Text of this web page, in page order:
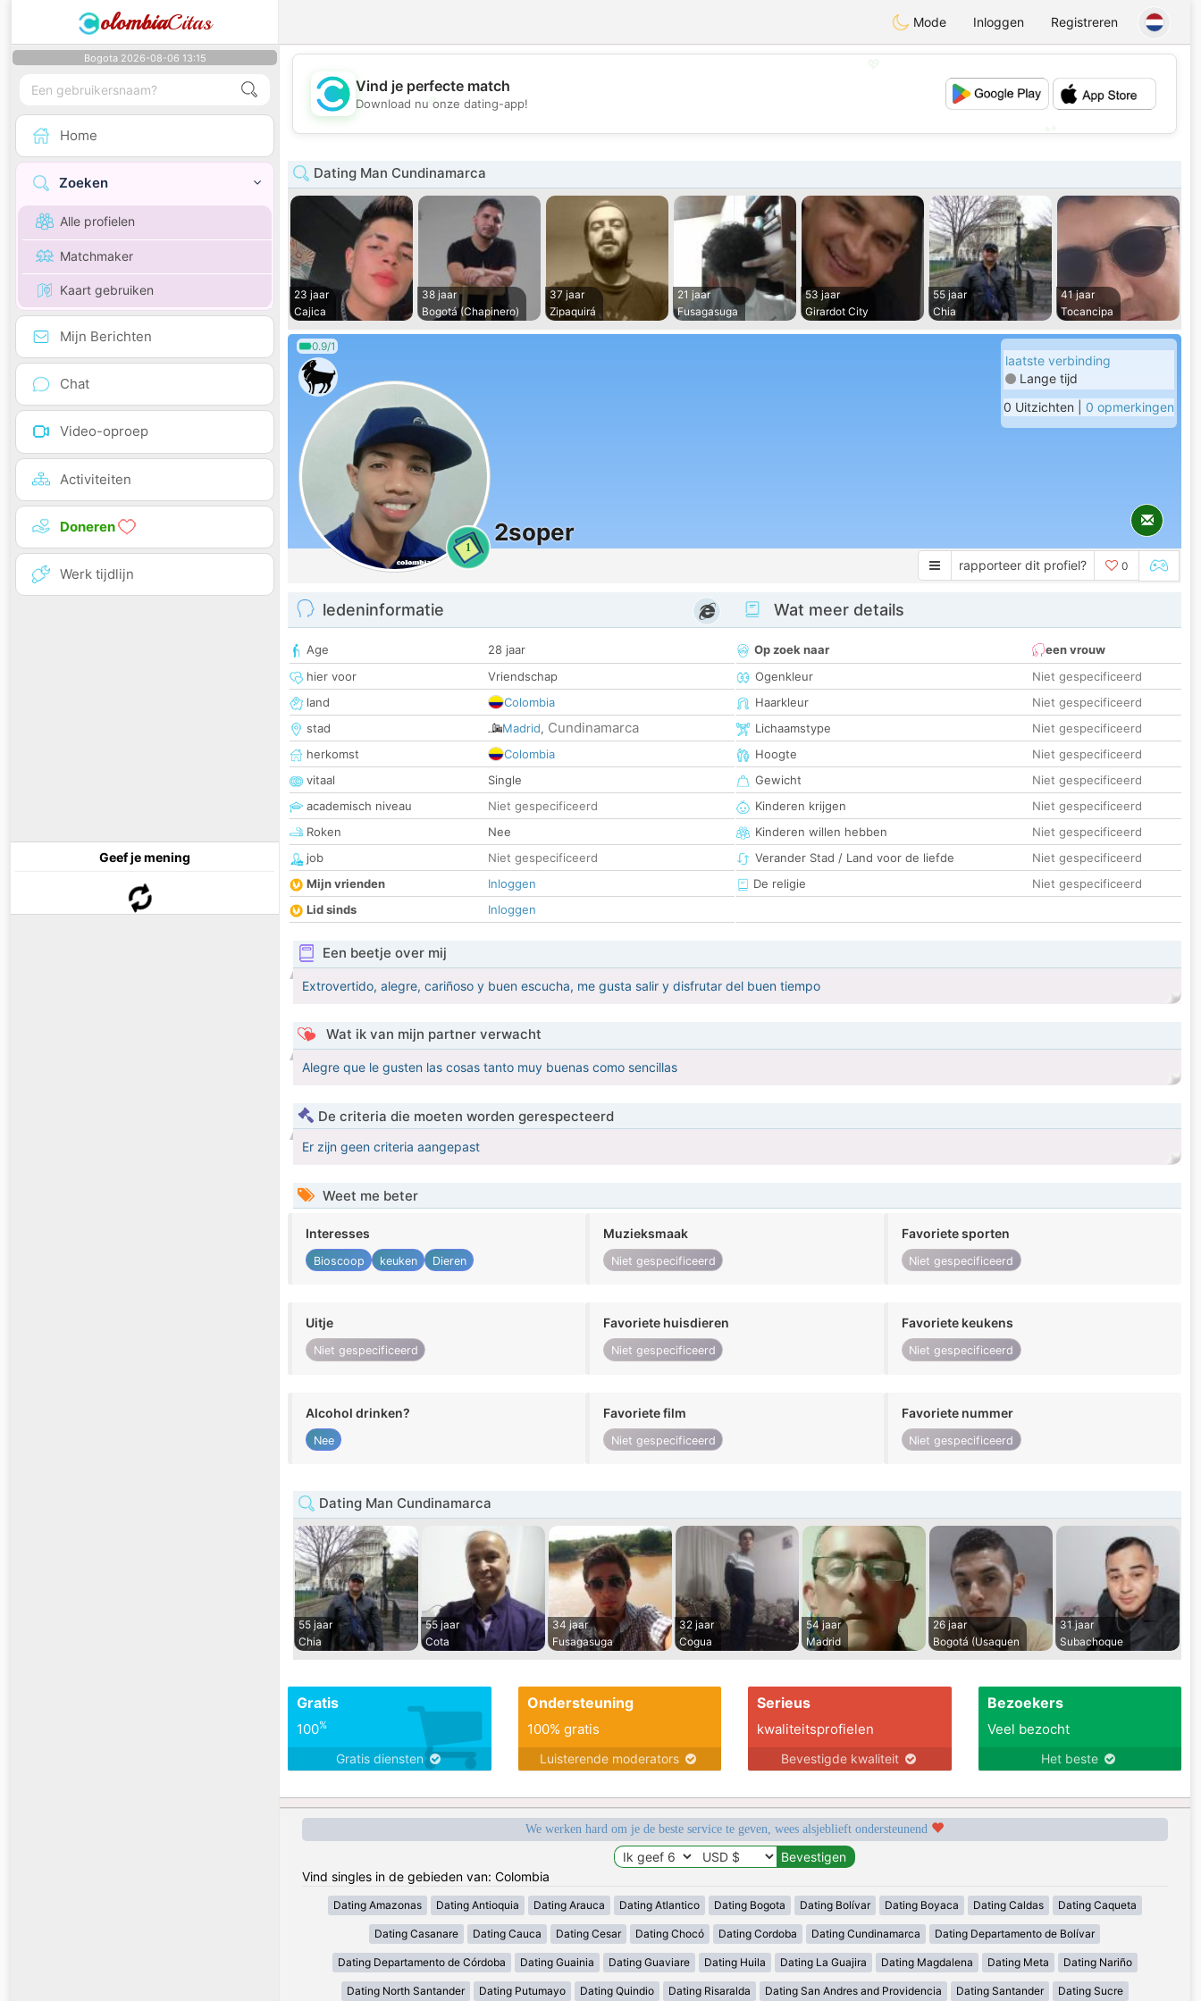
olombiaCitas Mode Inloggen Registreren
Bogota 2026-08-06 13:15
Home
Zoeken
Alle profielen
Matchmaker
Kaart gebruiken
Mijn Berichten
Chat
Video-oproep
Activiteiten
Doneren
Werk tijdlijn
Geef je mening
💖
💕
Vind je perfecte match
Download nu onze dating-app!
Dating Man Cundinamarca
23 jaar
Cajica
38 jaar
Bogotá (Chapinero)
37 jaar
Zipaquirá
21 jaar
Fusagasuga
53 jaar
Girardot City
55 jaar
Chia
41 jaar
Tocancipa
0.9/1
1
2soper
laatste verbinding
Lange tijd
0 Uitzichten | 0 opmerkingen
rapporteer dit profiel? 0
ledeninformatie
Age
28 jaar
hier voor
Vriendschap
land
Colombia
stad
Madrid, Cundinamarca
herkomst
Colombia
vitaal
Single
academisch niveau
Niet gespecificeerd
Roken
Nee
job
Niet gespecificeerd
Mijn vrienden
Inloggen
Lid sinds
Inloggen
Wat meer details
Op zoek naar
een vrouw
Ogenkleur
Niet gespecificeerd
Haarkleur
Niet gespecificeerd
Lichaamstype
Niet gespecificeerd
Hoogte
Niet gespecificeerd
Gewicht
Niet gespecificeerd
Kinderen krijgen
Niet gespecificeerd
Kinderen willen hebben
Niet gespecificeerd
Verander Stad / Land voor de liefde
Niet gespecificeerd
De religie
Niet gespecificeerd
Een beetje over mij
Extrovertido, alegre, cariñoso y buen escucha, me gusta salir y disfrutar del buen tiempo
Wat ik van mijn partner verwacht
Alegre que le gusten las cosas tanto muy buenas como sencillas
De criteria die moeten worden gerespecteerd
Er zijn geen criteria aangepast
Weet me beter
Interesses
Bioscoop keuken Dieren
Muzieksmaak
Niet gespecificeerd
Favoriete sporten
Niet gespecificeerd
Uitje
Niet gespecificeerd
Favoriete huisdieren
Niet gespecificeerd
Favoriete keukens
Niet gespecificeerd
Alcohol drinken?
Nee
Favoriete film
Niet gespecificeerd
Favoriete nummer
Niet gespecificeerd
Dating Man Cundinamarca
55 jaar
Chia
55 jaar
Cota
34 jaar
Fusagasuga
32 jaar
Cogua
54 jaar
Madrid
26 jaar
Bogotá (Usaquen
31 jaar
Subachoque
Gratis
100%
Gratis diensten
Ondersteuning
100% gratis
Luisterende moderators
Serieus
kwaliteitsprofielen
Bevestigde kwaliteit
Bezoekers
Veel bezocht
Het beste
We werken hard om je de beste service te geven, wees alsjeblieft ondersteunend
Vind singles in de gebieden van: Colombia
Dating Amazonas Dating Antioquia Dating Arauca Dating Atlantico Dating Bogota Dating Bolívar Dating Boyaca Dating Caldas Dating Caqueta
Dating Casanare Dating Cauca Dating Cesar Dating Chocó Dating Cordoba Dating Cundinamarca Dating Departamento de Bolívar
Dating Departamento de Córdoba Dating Guainia Dating Guaviare Dating Huila Dating La Guajira Dating Magdalena Dating Meta Dating Nariño
Dating North Santander Dating Putumayo Dating Quindio Dating Risaralda Dating San Andres and Providencia Dating Santander Dating Sucre